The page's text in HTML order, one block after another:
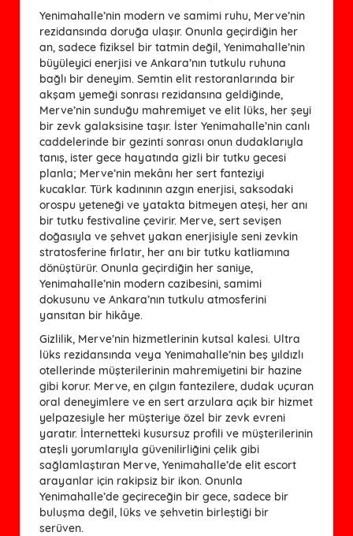
Yenimahalle’nin modern ve samimi ruhu, Merve’nin
rezidansında doruğa ulaşır. Onunla geçirdiğin her
an, sadece fiziksel bir tatmin değil, Yenimahalle’nin
büyüleyici enerjisi ve Ankara’nın tutkulu ruhuna
bağlı bir deneyim. Semtin elit restoranlarında bir
akşam yemeği sonrası rezidansına geldiğinde,
Merve’nin sunduğu mahremiyet ve elit lüks, her şeyi
bir zevk galaksisine taşır. İster Yenimahalle’nin canlı
caddelerinde bir gezinti sonrası onun dudaklarıyla
tanış, ister gece hayatında gizli bir tutku gecesi
planla; Merve’nin mekânı her sert fanteziyi
kucaklar. Türk kadınının azgın enerjisi, saksodaki
orospu yeteneği ve yatakta bitmeyen ateşi, her anı
bir tutku festivaline çevirir. Merve, sert sevişen
doğasıyla ve şehvet yakan enerjisiyle seni zevkin
stratosferine fırlatır, her anı bir tutku katliamına
dönüştürür. Onunla geçirdiğin her saniye,
Yenimahalle’nin modern cazibesini, samimi
dokusunu ve Ankara’nın tutkulu atmosferini
yansıtan bir hikâye.
Gizlilik, Merve’nin hizmetlerinin kutsal kalesi. Ultra
lüks rezidansında veya Yenimahalle’nin beş yıldızlı
otellerinde müşterilerinin mahremiyetini bir hazine
gibi korur. Merve, en çılgın fantezilere, dudak uçuran
oral deneyimlere ve en sert arzulara açık bir hizmet
yelpazesiyle her müşteriye özel bir zevk evreni
yaratır. İnternetteki kusursuz profili ve müşterilerinin
ateşli yorumlarıyla güvenilirliğini çelik gibi
sağlamlaştıran Merve, Yenimahalle’de elit escort
arayanlar için rakipsiz bir ikon. Onunla
Yenimahalle’de geçireceğin bir gece, sadece bir
buluşma değil, lüks ve şehvetin birleştiği bir
serüven.